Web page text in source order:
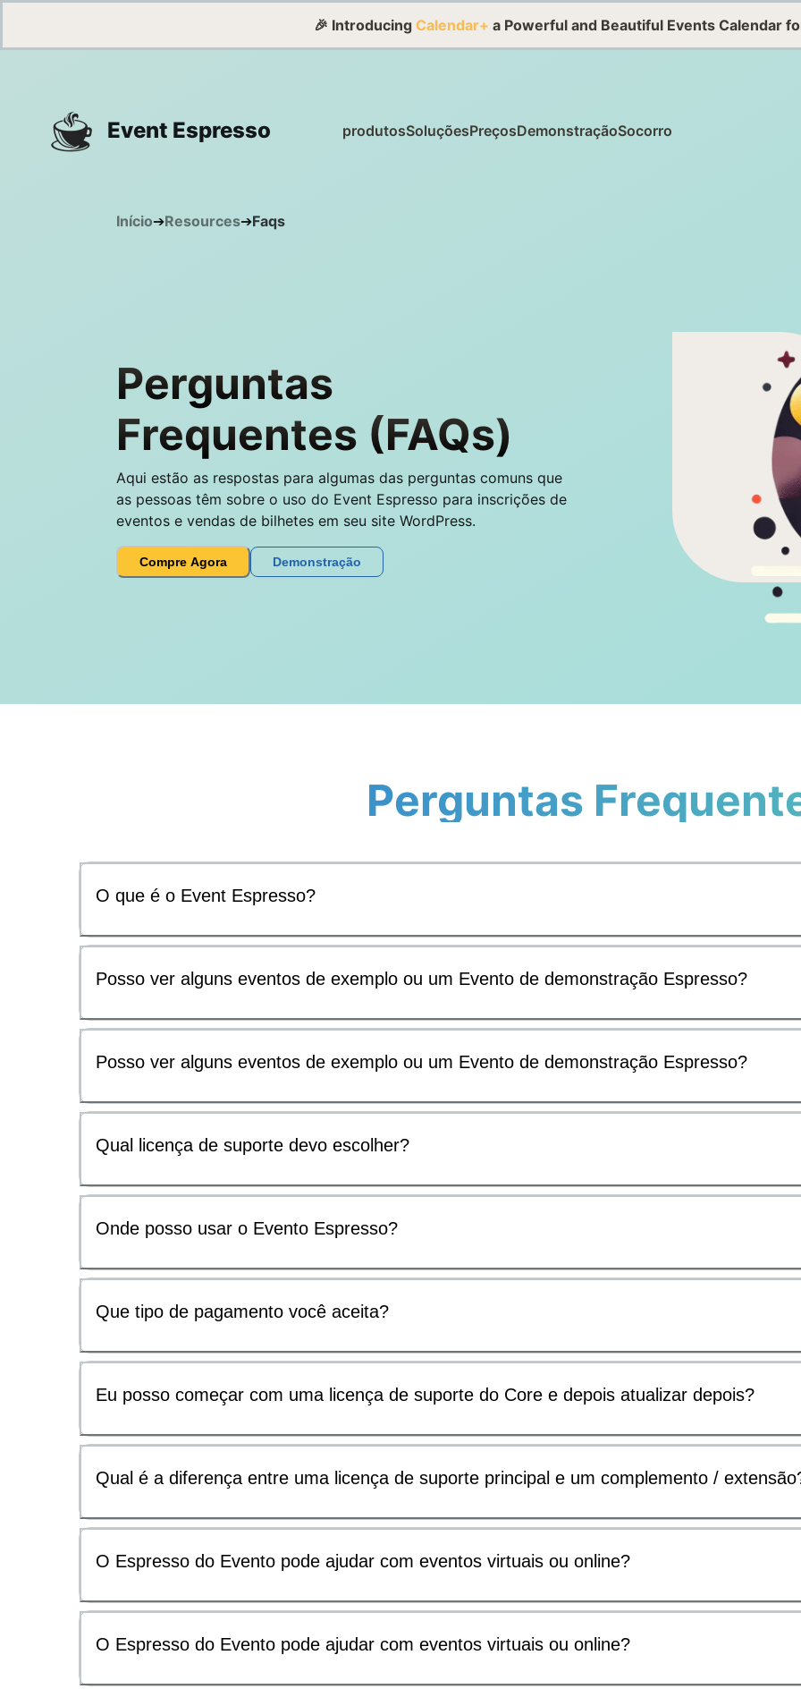
🎉 Introducing Calendar+ a Powerful and Beautiful Events Calendar
Event Espresso produtosSoluçõesPreçosDemonstraçãoSocorro
Início➔Resources➔Faqs
Perguntas
Frequentes (FAQs)
Aqui estão as respostas para algumas das perguntas comuns que
as pessoas têm sobre o uso do Event Espresso para inscrições de
eventos e vendas de bilhetes em seu site WordPress.
Compre Agora Demonstração
Perguntas
O que é o Event Espresso?
Posso ver alguns eventos de exemplo ou um Evento de demonstração Espresso?
Posso ver alguns eventos de exemplo ou um Evento de demonstração Espresso?
Qual licença de suporte devo escolher?
Onde posso usar o Evento Espresso?
Que tipo de pagamento você aceita?
Eu posso começar com uma licença de suporte do Core e depois atualizar depois?
Qual é a diferença entre uma licença de suporte principal e um complemento /
O Espresso do Evento pode ajudar com eventos virtuais ou online?
O Espresso do Evento pode ajudar com eventos virtuais ou online?